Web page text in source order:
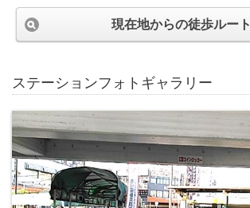
現在地からの徒歩ルート
ステーションフォトギャラリー